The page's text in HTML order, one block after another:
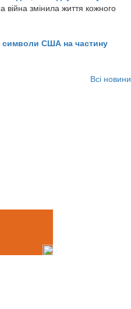
змінила життя кожного
символи США на частину
Всі новини